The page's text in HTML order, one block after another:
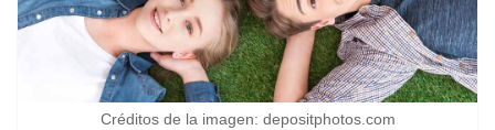
Créditos de la imagen: depositphotos.com